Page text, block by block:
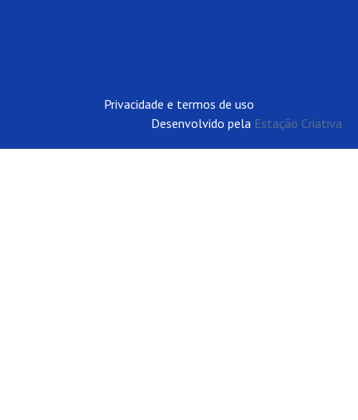
Privacidade e termos de uso
Desenvolvido pela Estação Criativa